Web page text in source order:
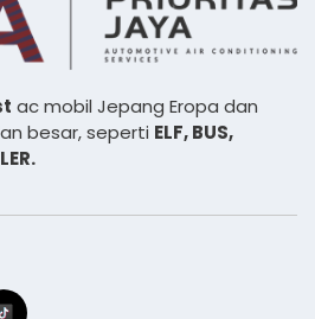
ac mobil Jepang Eropa dan
besar, seperti ELF, BUS,